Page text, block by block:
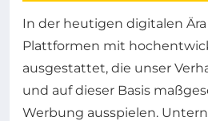
In der heutigen digitalen
Plattformen mit
ausgestattet, die unser
und auf dieser Basis
Werbung ausspielen.